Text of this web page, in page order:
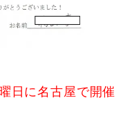
日に名古屋で開催